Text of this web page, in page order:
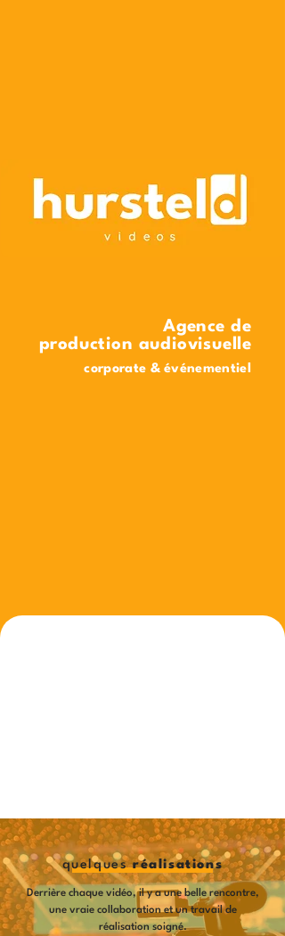
Agence de
production audiovisuelle
corporate & événementiel
quelquesréalisations
Derrière chaque vidéo, il y a une belle rencontre,
une vraie collaboration et un travail de
réalisation soigné.